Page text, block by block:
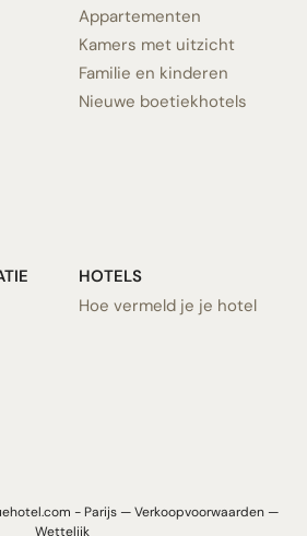
Appartementen
Kamers met uitzicht
Familie en kinderen
Nieuwe boetiekhotels
HOTELS
Hoe vermeld je je hotel
- Parijs —Verkoopvoorwaarden—
Wettelijk